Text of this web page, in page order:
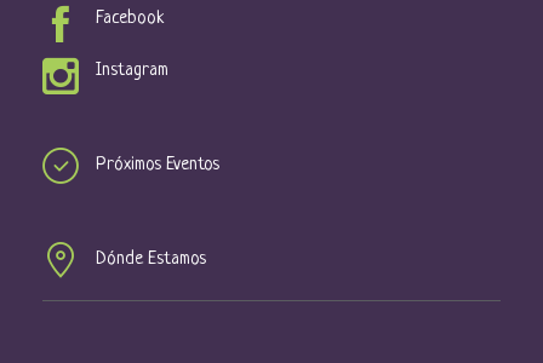
Facebook
Instagram
Próximos Eventos
Dónde Estamos